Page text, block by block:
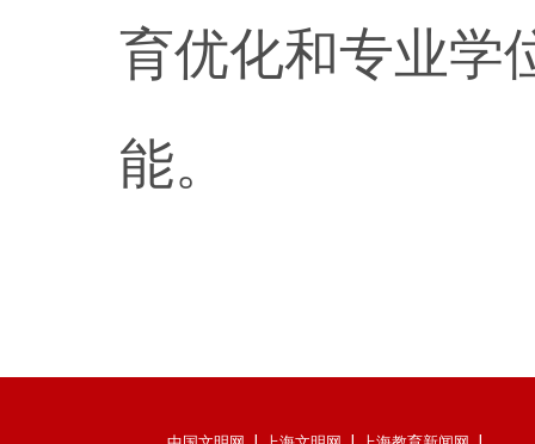
育优化和专业学
能。